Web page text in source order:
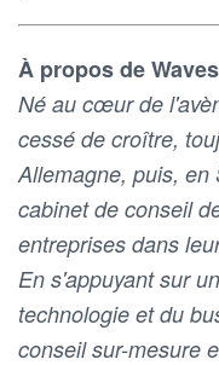
À propos de
Né au cœur de
cessé de croître,
Allemagne, puis, en
cabinet de conseil
entreprises dans
En s'appuyant sur
technologie et du
conseil sur-mesure